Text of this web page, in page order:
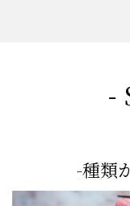
-種類